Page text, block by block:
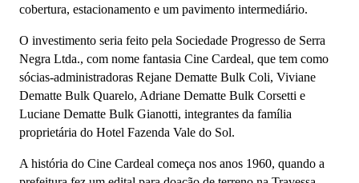
cobertura, estacionamento e um pavimento intermediário.
O investimento seria feito pela Sociedade Progresso de Serra
Negra Ltda., com nome fantasia Cine Cardeal, que tem como
sócias-administradoras Rejane Dematte Bulk Coli, Viviane
Dematte Bulk Quarelo, Adriane Dematte Bulk Corsetti e
Luciane Dematte Bulk Gianotti, integrantes da família
proprietária do Hotel Fazenda Vale do Sol.
A história do Cine Cardeal começa nos anos 1960, quando a